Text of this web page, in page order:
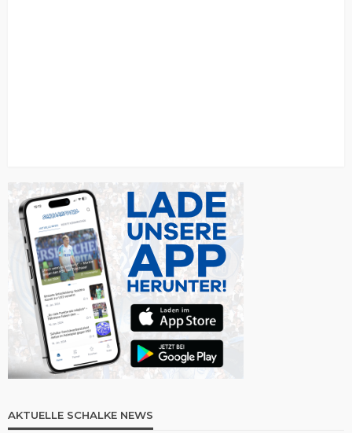
AKTUELLE SCHALKE NEWS